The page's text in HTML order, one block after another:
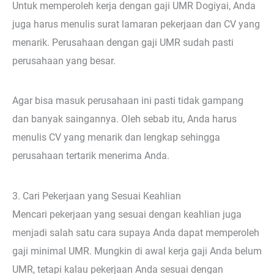
Untuk memperoleh kerja dengan gaji UMR Dogiyai, Anda
juga harus menulis surat lamaran pekerjaan dan CV yang
menarik. Perusahaan dengan gaji UMR sudah pasti
perusahaan yang besar.
Agar bisa masuk perusahaan ini pasti tidak gampang
dan banyak saingannya. Oleh sebab itu, Anda harus
menulis CV yang menarik dan lengkap sehingga
perusahaan tertarik menerima Anda.
3. Cari Pekerjaan yang Sesuai Keahlian
Mencari pekerjaan yang sesuai dengan keahlian juga
menjadi salah satu cara supaya Anda dapat memperoleh
gaji minimal UMR. Mungkin di awal kerja gaji Anda belum
UMR, tetapi kalau pekerjaan Anda sesuai dengan